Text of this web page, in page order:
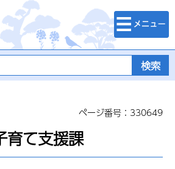
千葉県
検索・メニュ
ー
ページ番号：330649
育て支援課